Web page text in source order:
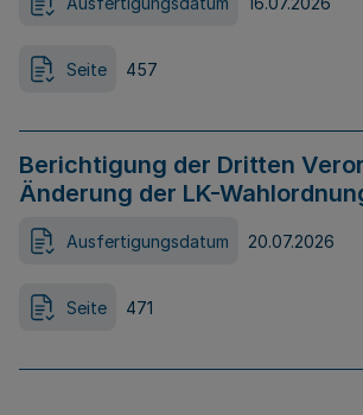
Seite 457
Berichtigung der Dritten
Änderung der LK-
Ausfertigungsdatum 20.07.2026
Seite 471